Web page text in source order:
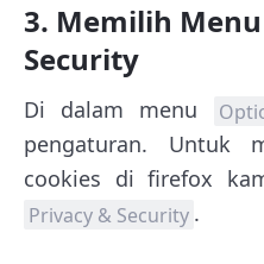
3. Memilih
Security
Di dalam menu
pengaturan. Untuk
cookies di firefox
Privacy & Security .